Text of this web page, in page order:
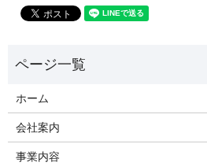
ホーム
会社案内
事業内容